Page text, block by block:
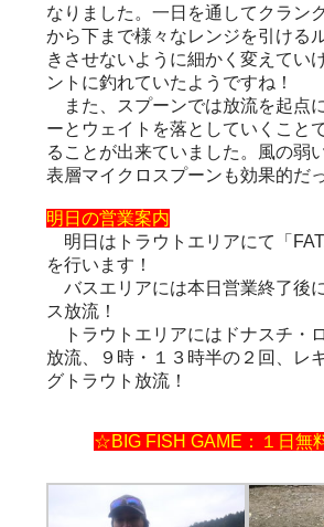
なりました。一日を通してクラン
から下まで様々なレンジを引ける
きさせないように細かく変えてい
ントに釣れていたようですね！
また、スプーンでは放流を起点
ーとウェイトを落としていくこと
ることが出来ていました。風の弱
表層マイクロスプーンも効果的だ
明日の営業案内
明日はトラウトエリアにて「
を行います！
バスエリアには本日営業終了後
ス放流！
トラウトエリアにはドナスチ・
放流、９時・１３時半の２回、レ
グトラウト放流！
☆BIG FISH GAME：１日無